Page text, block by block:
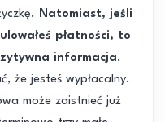
Natomiast, jeśli
płatności, to
informacja.
że jesteś wypłacalny.
może zaistnieć już